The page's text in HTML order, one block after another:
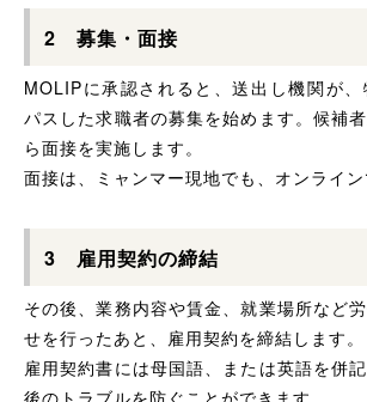
2 募集・面接
MOLIPに承認されると、送出し機関が
パスした求職者の募集を始めます。候補
ら面接を実施します。
面接は、ミャンマー現地でも、オンライン
3 雇用契約の締結
その後、業務内容や賃金、就業場所など
せを行ったあと、雇用契約を締結します。
雇用契約書には母国語、または英語を併
後のトラブルを防ぐことができます。